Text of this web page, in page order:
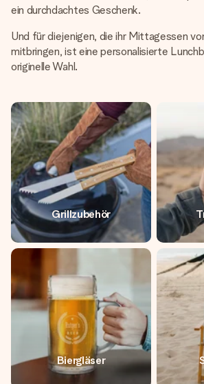
ein durchdachtes Geschenk.
Und für diejenigen, die ihr Mittagessen
mitbringen, ist eine personalisierte
originelle Wahl.
Grillzubehör
Biergläser